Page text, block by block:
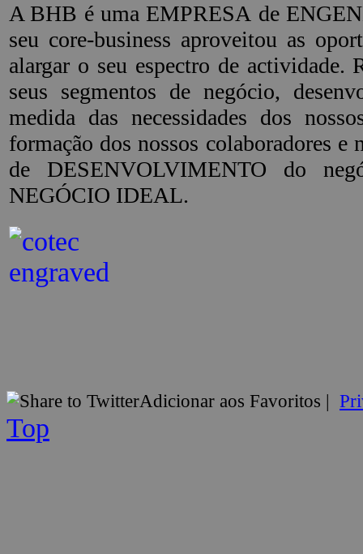
A BHB é uma EMPRESA de
seu core-business aproveitou as
alargar o seu espectro de actividade.
seus segmentos de negócio,
medida das necessidades dos
formação dos nossos colaboradores
de DESENVOLVIMENTO do
NEGÓCIO IDEAL.
Adicionar aos Favoritos
Top